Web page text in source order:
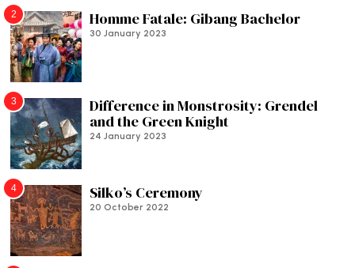
2 Homme Fatale: Gibang Bachelor
30 January 2023
3
Difference in Monstrosity: Grendel
and the Green Knight
24 January 2023
4 Silko’s Ceremony
20 October 2022